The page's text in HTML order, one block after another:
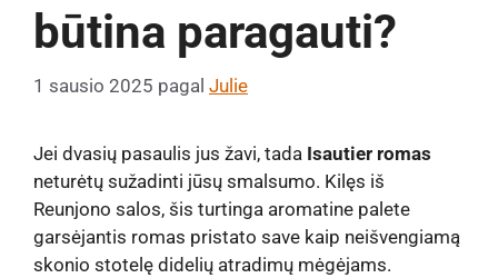
būtina paragauti?
1 sausio 2025 pagal Julie
Jei dvasių pasaulis jus žavi, tada Isautier romas
neturėtų sužadinti jūsų smalsumo. Kilęs iš
Reunjono salos, šis turtinga aromatine palete
garsėjantis romas pristato save kaip neišvengiamą
skonio stotelę didelių atradimų mėgėjams.